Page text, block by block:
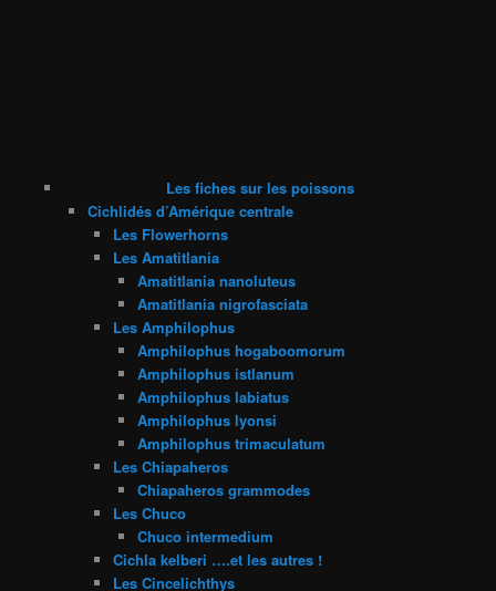
Les fiches sur les poissons
Cichlidés d’Amérique centrale
Les Flowerhorns
Les Amatitlania
Amatitlania nanoluteus
Amatitlania nigrofasciata
Les Amphilophus
Amphilophus hogaboomorum
Amphilophus istlanum
Amphilophus labiatus
Amphilophus lyonsi
Amphilophus trimaculatum
Les Chiapaheros
Chiapaheros grammodes
Les Chuco
Chuco intermedium
Cichla kelberi ….et les autres !
Les Cincelichthys